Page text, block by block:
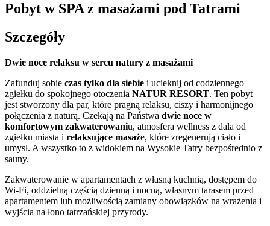
Pobyt w SPA z masażami pod Tatrami
Szczegóły
Dwie noce relaksu w sercu natury z masażami
Zafunduj sobie czas tylko dla siebie i ucieknij od codziennego
zgiełku do spokojnego otoczenia NATUR RESORT. Ten pobyt
jest stworzony dla par, które pragną relaksu, ciszy i harmonijnego
połączenia z naturą. Czekają na Państwa dwie noce w
komfortowym zakwaterowaniu, atmosfera wellness z dala od
zgiełku miasta i relaksujące masaże, które zregenerują ciało i
umysł. A wszystko to z widokiem na Wysokie Tatry bezpośrednio z
sauny.
Zakwaterowanie w apartamentach z własną kuchnią, dostępem do
Wi-Fi, oddzielną częścią dzienną i nocną, własnym tarasem przed
apartamentem lub możliwością zamiany obowiązków na wrażenia i
wyjścia na łono tatrzańskiej przyrody.